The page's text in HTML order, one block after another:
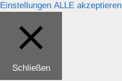
Einstellungen ALLE akzeptieren
Schließen